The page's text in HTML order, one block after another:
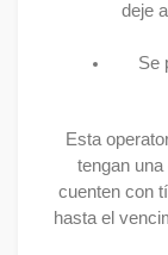
deje
Se
Esta
tengan
cuenten con
hasta el